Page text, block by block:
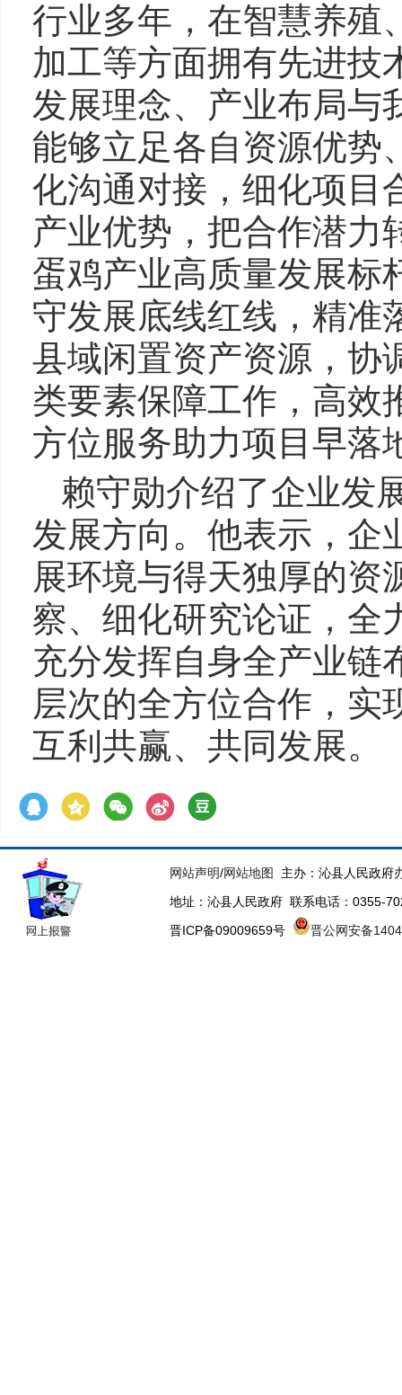
行业多年，在智慧养殖
加工等方面拥有先进技
发展理念、产业布局与
能够立足各自资源优势
化沟通对接，细化项目
产业优势，把合作潜力
蛋鸡产业高质量发展标
守发展底线红线，精准
县域闲置资产资源，协
类要素保障工作，高效
方位服务助力项目早
赖守勋介绍了企业发
发展方向。他表示，企
展环境与得天独厚的资
察、细化研究论证，全
充分发挥自身全产业链
层次的全方位合作，实
互利共赢、共同发展。
网站声明/网站地图
主办：沁县人民政府
地址：沁县人民政府 联系电话：0355-
晋ICP备09009659号
晋公网安备